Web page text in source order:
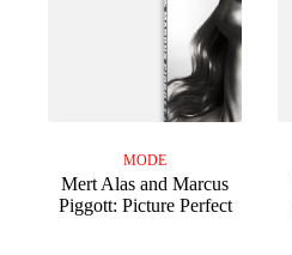
MODE
Mert Alas and Marcus
Piggott: Picture Perfect